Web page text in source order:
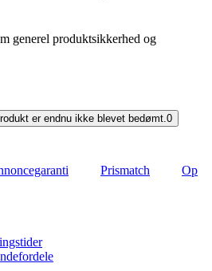
generel produktsikkerhed og
er endnu ikke blevet bedømt.0
Prismatch
Op